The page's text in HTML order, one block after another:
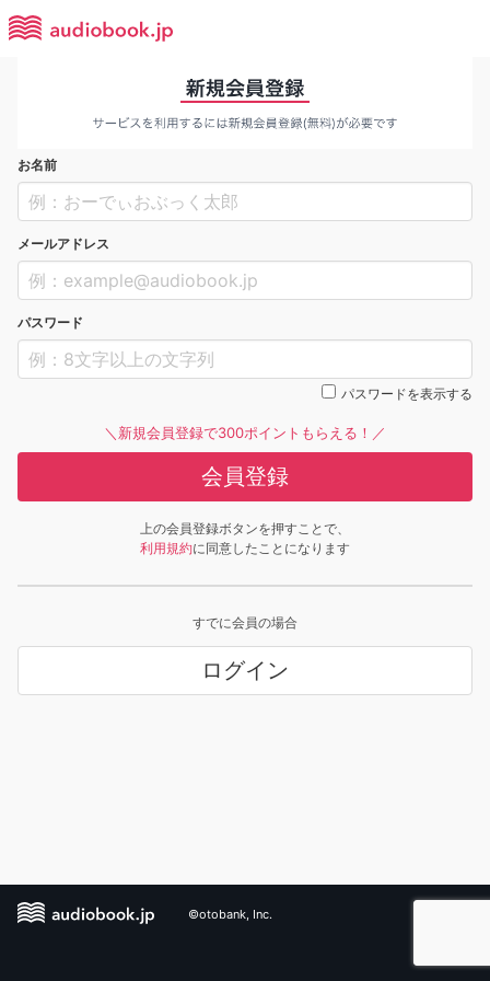
お名前
メールアドレス
パスワード
パスワードを表示する
＼新規会員登録で300ポイントもらえる！／
会員登録
上の会員登録ボタンを押すことで、
利用規約に同意したことになります
すでに会員の場合
ログイン
©otobank, Inc.